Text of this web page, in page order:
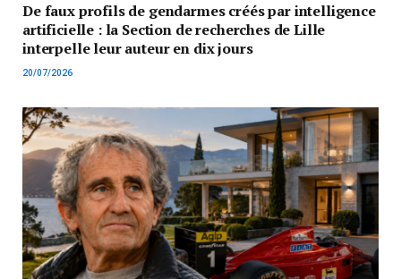
De faux profils de gendarmes créés par intelligence
artificielle : la Section de recherches de Lille
interpelle leur auteur en dix jours
20/07/2026